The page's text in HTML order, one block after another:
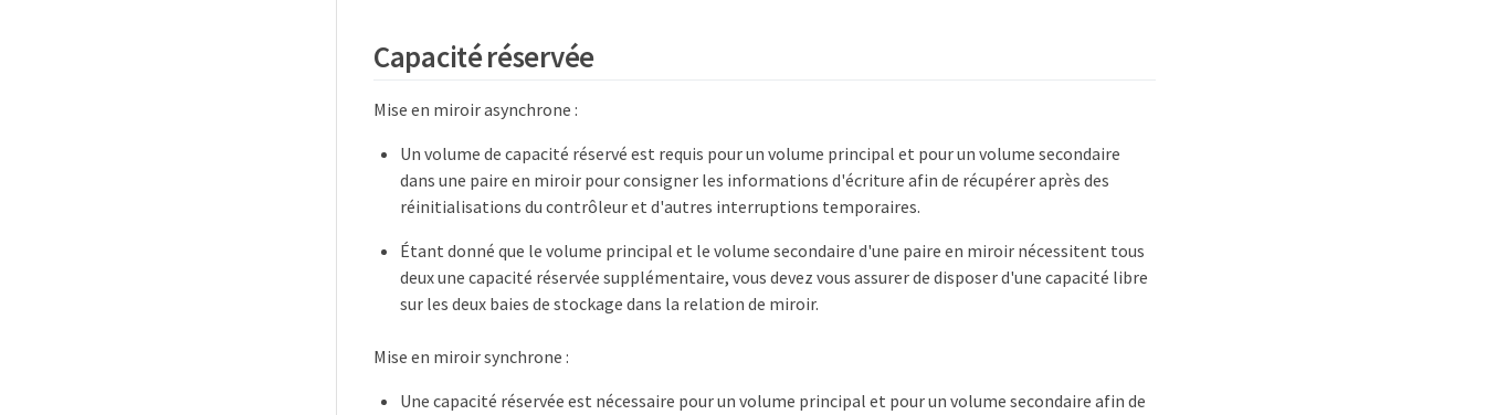
Capacité réservée
Mise en miroir asynchrone :
Un volume de capacité réservé est requis pour un volume principal et pour un volume secondaire
dans une paire en miroir pour consigner les informations d'écriture afin de récupérer après des
réinitialisations du contrôleur et d'autres interruptions temporaires.
Étant donné que le volume principal et le volume secondaire d'une paire en miroir nécessitent tous
deux une capacité réservée supplémentaire, vous devez vous assurer de disposer d'une capacité libre
sur les deux baies de stockage dans la relation de miroir.
Mise en miroir synchrone :
Une capacité réservée est nécessaire pour un volume principal et pour un volume secondaire afin de